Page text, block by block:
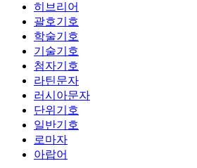
히브리어
괄호기호
학술기호
기술기호
첨자기호
라틴문자
러시아문자
단위기호
일반기호
로마자
아랍어